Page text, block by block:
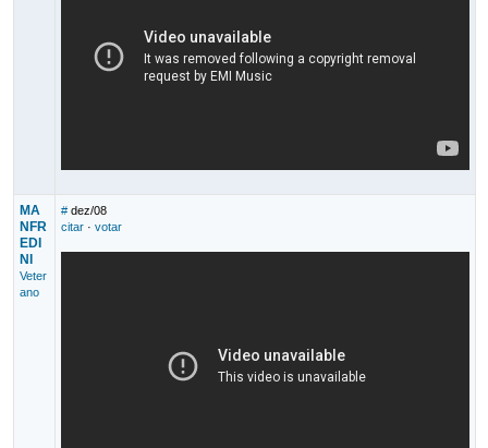
MA
NFR
EDI
NI
Veter
ano
# dez/08
citar· votar